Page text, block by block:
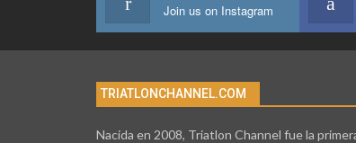
Join us on Instagram
TRIATLONCHANNEL.COM
Nacida en 2008, Triatlon Channel fue la